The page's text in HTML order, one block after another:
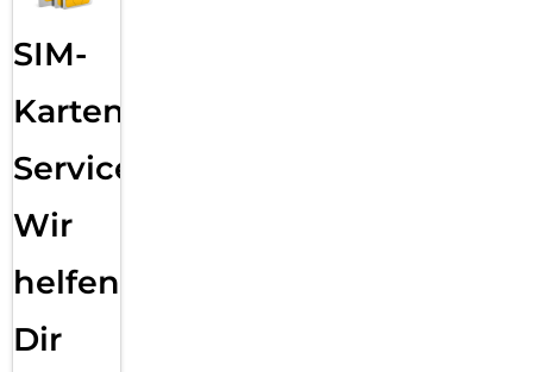
SIM-
Karten
Service:
Wir
helfen
Dir